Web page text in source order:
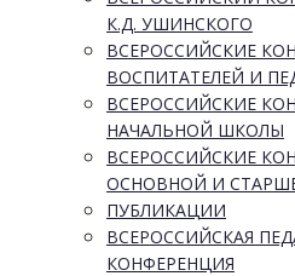
К.Д. УШИНСКОГО
ВСЕРОССИЙСКИЕ
ВОСПИТАТЕЛЕЙ И
ВСЕРОССИЙСКИЕ
НАЧАЛЬНОЙ ШКОЛЫ
ВСЕРОССИЙСКИЕ
ОСНОВНОЙ И
ПУБЛИКАЦИИ
ВСЕРОССИЙСКАЯ
КОНФЕРЕНЦИЯ